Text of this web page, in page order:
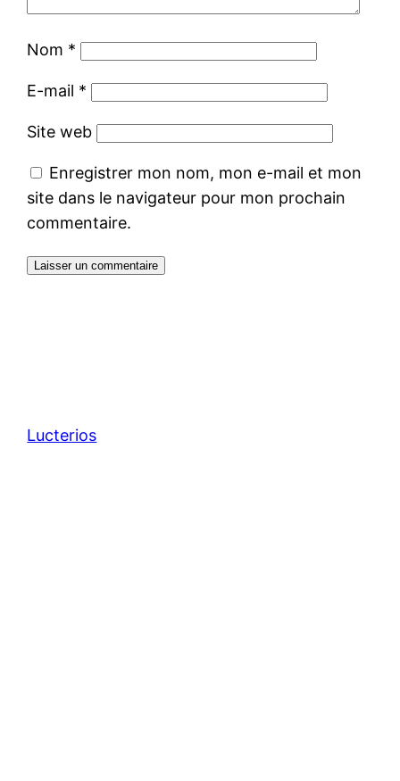
Nom *
E-mail *
Site web
Enregistrer mon nom, mon e-mail et mon
site dans le navigateur pour mon prochain
commentaire.
Lucterios